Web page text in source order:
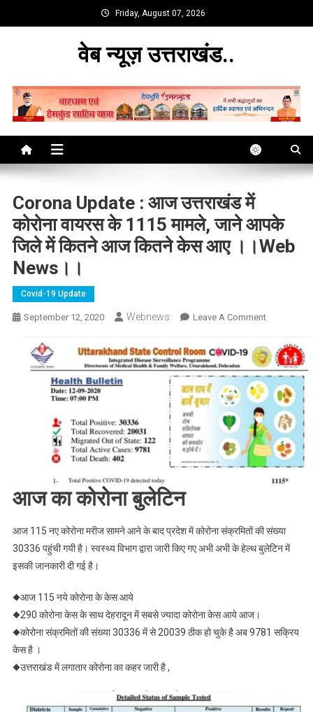
to
Friday, August 07, 2026
वेब न्यूज़ उत्तराखंड..
Corona Update : आज उत्तराखंड में
कोरोना वायरस के 1115 मामले, जाने आपके
जिले में कितने आज कितने केस आए ।।web
News।।
Covid-19 Update
September 12, 2020 Webnews Leave A CommentOn
Update
:
उत्तराखंड
में
कोरोना
वायरस
1115
आपके
जिले
आए
आज का कोरोना बुलेटिन
आज 115 नए कोरोना मरीज सामने आने के बाद प्रदेश में कोरोना संक्रमितों की संख्या
30336 पहुंची गयी है। स्वस्थ्य विभाग द्वारा जारी किए गए अभी अभी के हेल्थ बुलेटिन में
इसकी जानकारी दी गई है।
◆आज 115 नये कोरोना के केस आये
◆290 कोरोना केस के साथ देहरादून में सबसे ज्यादा कोरोना केस आये आज।
◆कोरोना संक्रमितों की संख्या 30336 में से 20039 ठीक हो चुके है अब 9781 सक्रिय
केस है ।
◆उत्तराखंड में लगातार कोरोना का कहर जारी है ,